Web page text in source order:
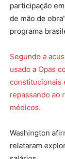
participação
de mão de
programa
Segundo a
usado a Opas
constitucionais
repassando ao
médicos.
Washington
relataram